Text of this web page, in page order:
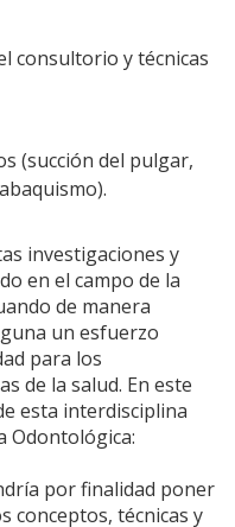
consultorio y técnicas
(succión del pulgar,
investigaciones y
en el campo de la
de manera
un esfuerzo
para los
de la salud. En este
esta interdisciplina
Odontológica:
por finalidad poner
conceptos, técnicas y